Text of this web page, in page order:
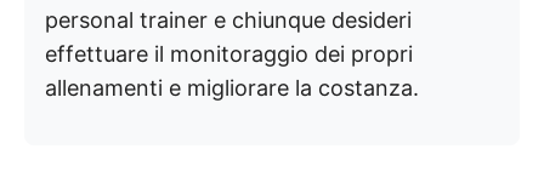
personal trainer e chiunque desideri
effettuare il monitoraggio dei propri
allenamenti e migliorare la costanza.